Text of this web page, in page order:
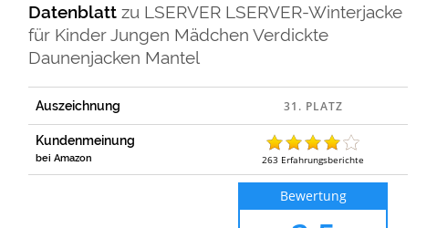
Datenblattzu LSERVER LSERVER-Winterjacke
für Kinder Jungen Mädchen Verdickte
Daunenjacken Mantel
Auszeichnung
Kundenmeinung
bei Amazon 263 Erfahrungsberichte
Bewertung